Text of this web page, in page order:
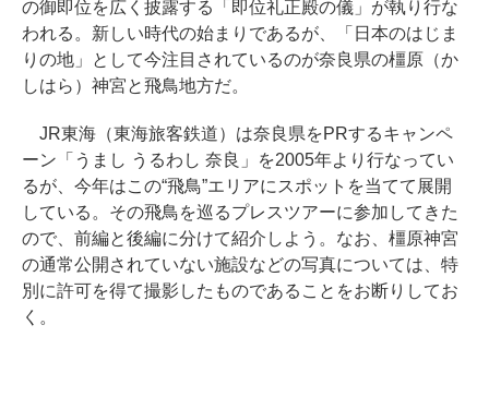
の御即位を広く披露する「即位礼正殿の儀」が執り行な
われる。新しい時代の始まりであるが、「日本のはじま
りの地」として今注目されているのが奈良県の橿原（か
しはら）神宮と飛鳥地方だ。
JR東海（東海旅客鉄道）は奈良県をPRするキャンペ
ーン「うまし うるわし 奈良」を2005年より行なってい
るが、今年はこの“飛鳥”エリアにスポットを当てて展開
している。その飛鳥を巡るプレスツアーに参加してきた
ので、前編と後編に分けて紹介しよう。なお、橿原神宮
の通常公開されていない施設などの写真については、特
別に許可を得て撮影したものであることをお断りしてお
く。